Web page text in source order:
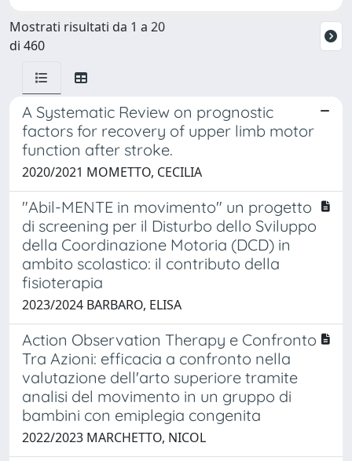
Mostrati risultati da 1 a 20
di 460
A Systematic Review on prognostic
factors for recovery of upper limb motor
function after stroke.
2020/2021 MOMETTO, CECILIA
"Abil-MENTE in movimento" un progetto
di screening per il Disturbo dello Sviluppo
della Coordinazione Motoria (DCD) in
ambito scolastico: il contributo della
fisioterapia
2023/2024 BARBARO, ELISA
Action Observation Therapy e Confronto
Tra Azioni: efficacia a confronto nella
valutazione dell'arto superiore tramite
analisi del movimento in un gruppo di
bambini con emiplegia congenita
2022/2023 MARCHETTO, NICOL